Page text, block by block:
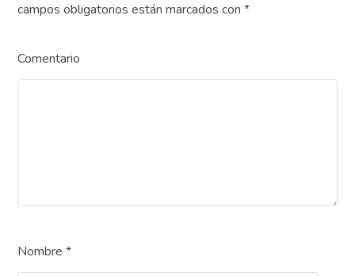
campos obligatorios están marcados con*
Comentario
Nombre*